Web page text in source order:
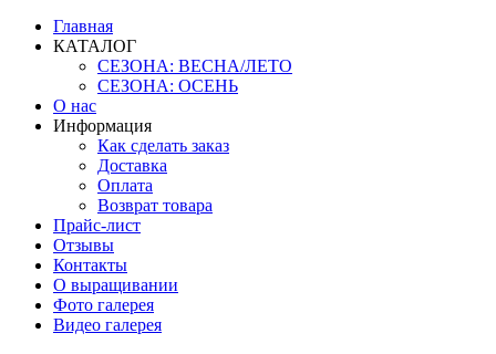
Главная
КАТАЛОГ
СЕЗОНА: ВЕСНА/ЛЕТО
СЕЗОНА: ОСЕНЬ
О нас
Информация
Как сделать заказ
Доставка
Оплата
Возврат товара
Прайс-лист
Отзывы
Контакты
О выращивании
Фото галерея
Видео галерея